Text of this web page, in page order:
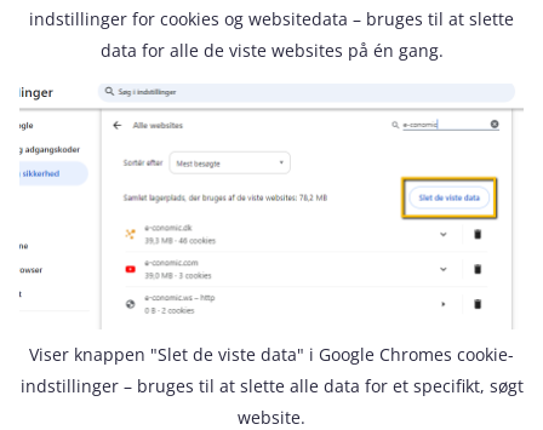
indstillinger for cookies og websitedata – bruges til at slette
data for alle de viste websites på én gang.
Viser knappen "Slet de viste data" i Google Chromes cookie-
indstillinger – bruges til at slette alle data for et specifikt, søgt
website.